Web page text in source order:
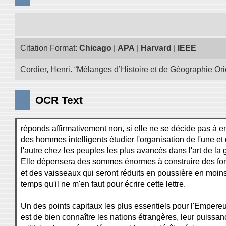
Citation Format: Chicago APA Harvard IEEE
Cordier, Henri. “Mélanges d’Histoire et de Géographie
OCR Text
réponds affirmativement non, si elle ne se décide pas à
des hommes intelligents étudier l'organisation de l'une et
l'autre chez les peuples les plus avancés dans l'art de la
Elle dépensera des sommes énormes à construire des
et des vaisseaux qui seront réduits en poussière en
temps qu'il ne m'en faut pour écrire cette lettre.
Un des points capitaux les plus essentiels pour
est de bien connaître les nations étrangères, leur